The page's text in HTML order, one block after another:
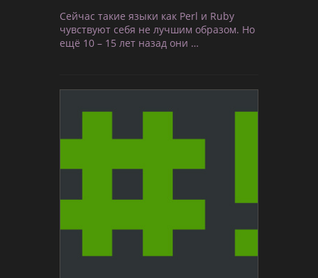
Сейчас такие языки как Perl и Ruby
чувствуют себя не лучшим образом. Но
ещё 10 – 15 лет назад они …